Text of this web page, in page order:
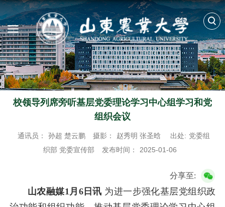
校领导列席旁听基层党委理论学习中心组学习和党
组织会议
通讯员： 孙超 楚云鹏 摄影： 赵秀明 张圣晗 出处: 党委组
织部 党委宣传部
发布时间： 2025-01-06
分享至:
山农融媒1月6日讯 为进一步强化基层党组织政